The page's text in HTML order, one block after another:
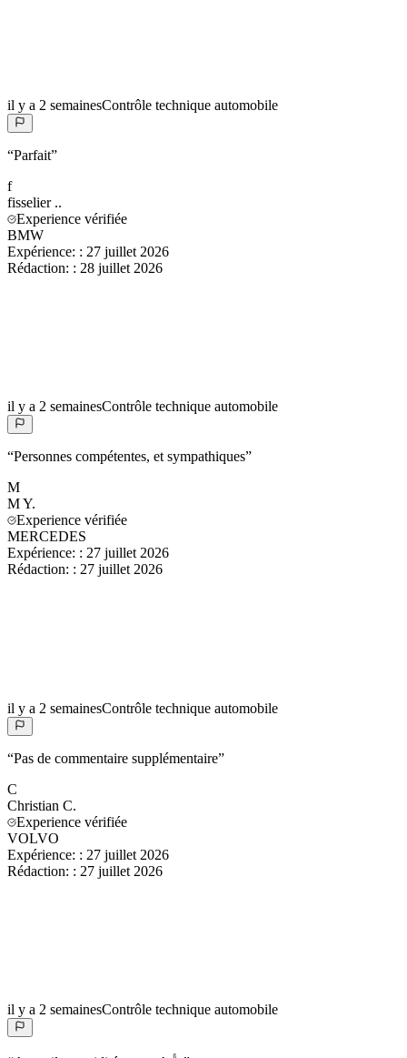
il y a 2 semainesContrôle technique automobile
“Parfait”
f
fisselier ..
Experience vérifiée
BMW
Expérience: : 27 juillet 2026
Rédaction: : 28 juillet 2026
il y a 2 semainesContrôle technique automobile
“Personnes compétentes, et sympathiques”
M
MY.
Experience vérifiée
MERCEDES
Expérience: : 27 juillet 2026
Rédaction: : 27 juillet 2026
il y a 2 semainesContrôle technique automobile
“Pas de commentaire supplémentaire”
C
Christian C.
Experience vérifiée
VOLVO
Expérience: : 27 juillet 2026
Rédaction: : 27 juillet 2026
il y a 2 semainesContrôle technique automobile